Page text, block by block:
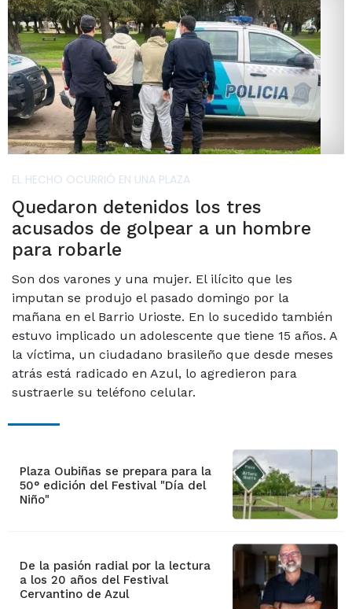
EL HECHO OCURRIÓ EN UNA PLAZA
Quedaron detenidos los tres
acusados de golpear a un hombre
para robarle
Son dos varones y una mujer. El ilícito que les
imputan se produjo el pasado domingo por la
mañana en el Barrio Urioste. En lo sucedido también
estuvo implicado un adolescente que tiene 15 años. A
la víctima, un ciudadano brasileño que desde meses
atrás está radicado en Azul, lo agredieron para
sustraerle su teléfono celular.
Plaza Oubiñas se prepara para la
50° edición del Festival "Día del
Niño"
De la pasión radial por la lectura
a los 20 años del Festival
Cervantino de Azul